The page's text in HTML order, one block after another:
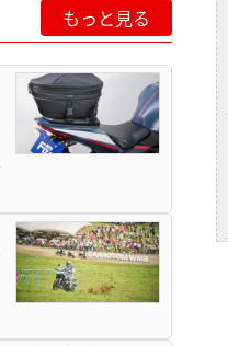
もっと見る